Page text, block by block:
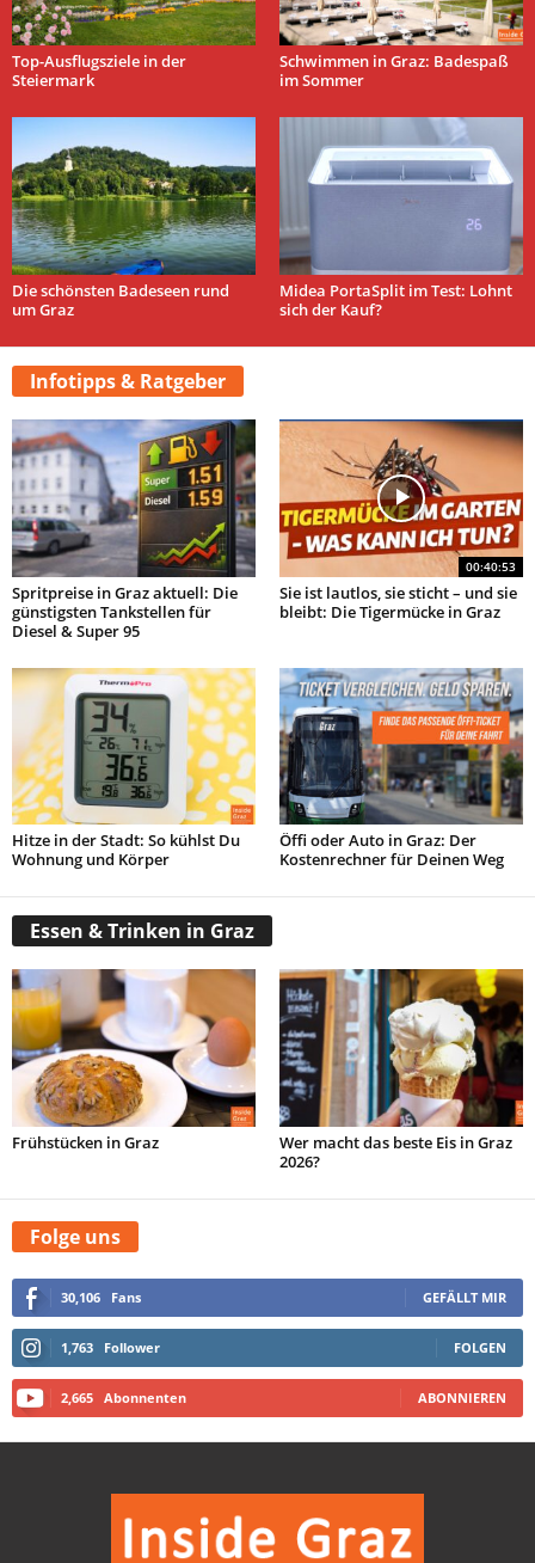
Top-Ausflugsziele in der
Steiermark
Schwimmen in Graz: Badespaß
im Sommer
Die schönsten Badeseen rund
um Graz
Midea PortaSplit im Test: Lohnt
sich der Kauf?
Infotipps & Ratgeber
Spritpreise in Graz aktuell: Die
günstigsten Tankstellen für
Diesel & Super 95
00:40:53
Sie ist lautlos, sie sticht – und sie
bleibt: Die Tigermücke in Graz
Hitze in der Stadt: So kühlst Du
Wohnung und Körper
Öffi oder Auto in Graz: Der
Kostenrechner für Deinen Weg
Essen & Trinken in Graz
Frühstücken in Graz
Wer macht das beste Eis in Graz
2026?
Folge uns
30,106 Fans GEFÄLLT MIR
1,763 Follower FOLGEN
2,665 Abonnenten ABONNIEREN